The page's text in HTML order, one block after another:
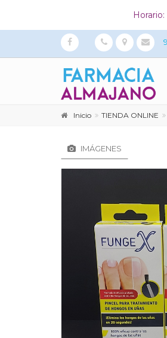
Horario:
Inicio TIENDA ONLINE
IMÁGENES